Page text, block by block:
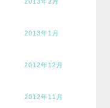
2013年1月
2012年12月
2012年11月